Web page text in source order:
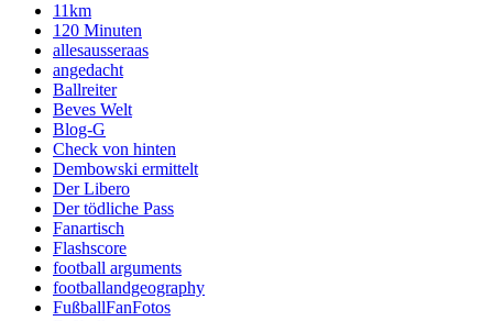
11km
120 Minuten
allesausseraas
angedacht
Ballreiter
Beves Welt
Blog-G
Check von hinten
Dembowski ermittelt
Der Libero
Der tödliche Pass
Fanartisch
Flashscore
football arguments
footballandgeography
FußballFanFotos